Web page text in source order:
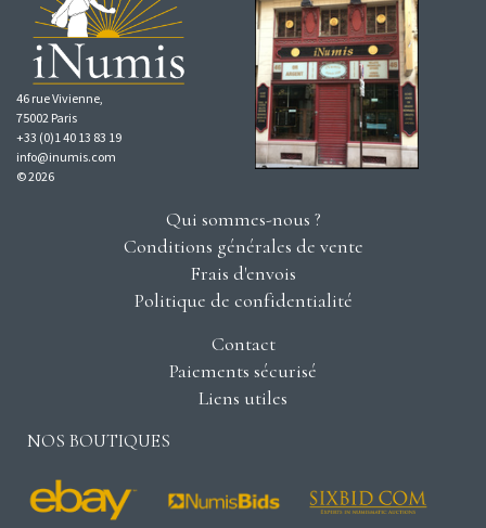
46 rue Vivienne,
75002 Paris
+33 (0)1 40 13 83 19
info@inumis.com
© 2026
Qui sommes-nous ?
Conditions générales de vente
Frais d'envois
Politique de confidentialité
Contact
Paiements sécurisé
Liens utiles
NOS BOUTIQUES